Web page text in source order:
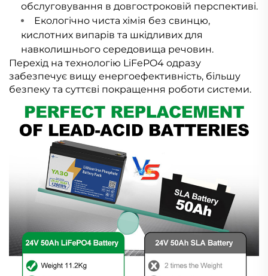
обслуговування в довгостроковій перспективі.
Екологічно чиста хімія без свинцю,
кислотних випарів та шкідливих для
навколишнього середовища речовин.
Перехід на технологію LiFePO4 одразу
забезпечує вищу енергоефективність, більшу
безпеку та суттєві покращення роботи системи.